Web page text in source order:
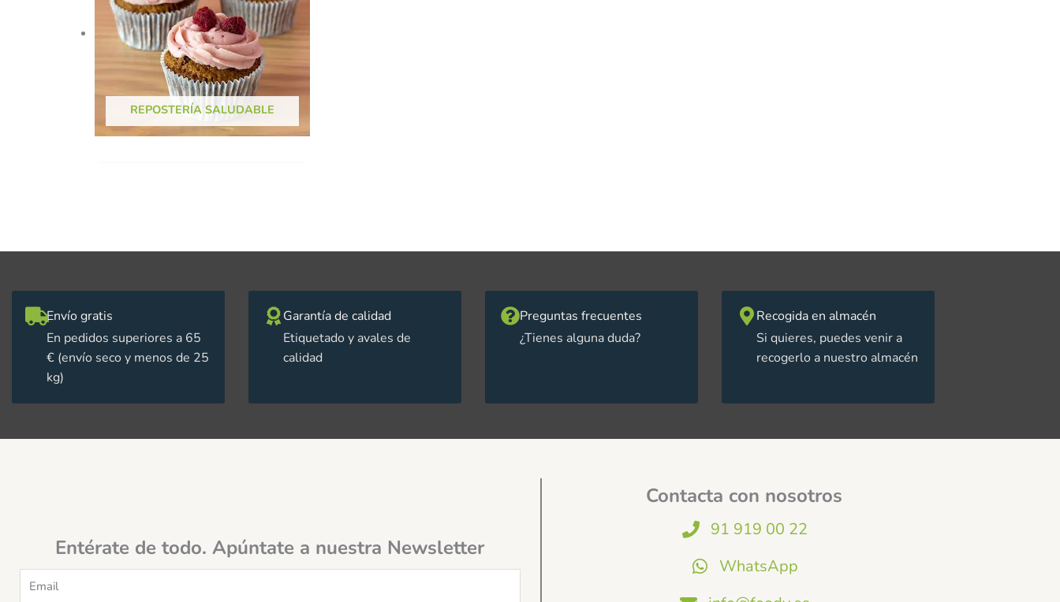
REPOSTERÍA SALUDABLE
Envío gratis
En pedidos superiores a 65
€ (envío seco y menos de 25
kg)
Garantía de calidad
Etiquetado y avales de
calidad
Preguntas frecuentes
¿Tienes alguna duda?
Recogida en almacén
Si quieres, puedes venir a
recogerlo a nuestro almacén
Entérate de todo. Apúntate a nuestra Newsletter
Email
Contacta con nosotros
91 919 00 22
WhatsApp